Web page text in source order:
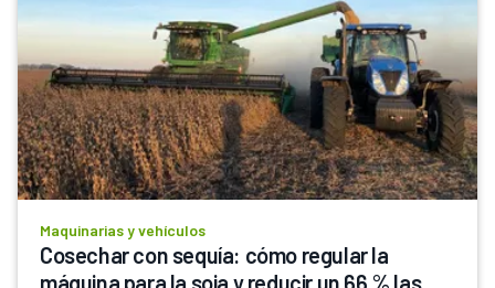
Maquinarias y vehículos
Cosechar con sequía: cómo regular la
máquina para la soja y reducir un 66 % las